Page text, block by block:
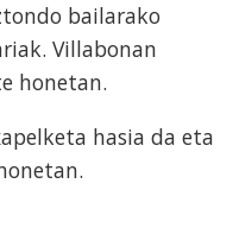
bailarako
Villabonan
honetan.
hasia da eta